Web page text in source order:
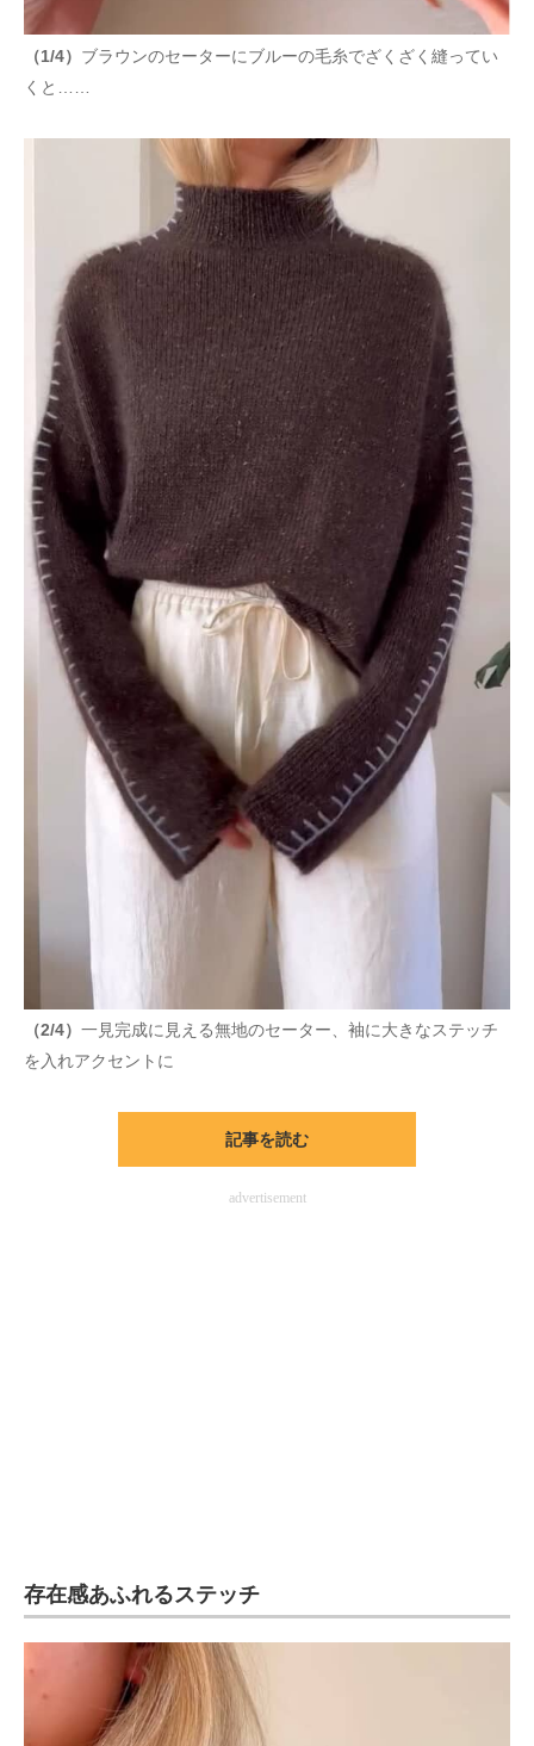
（1/4） ブラウンのセーターにブルーの毛糸でざくざく縫ってい
くと……
（2/4） 一見完成に見える無地のセーター、袖に大きなステッチ
を入れアクセントに
記事を読む
advertisement
存在感あふれるステッチ